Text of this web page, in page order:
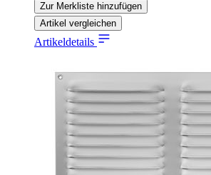
Zur Merkliste hinzufügen
Artikel vergleichen
Artikeldetails